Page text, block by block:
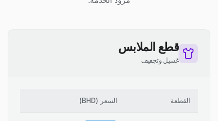
قطع الملابس
غسيل وتجفيف
القطعة السعر (
BHD
)